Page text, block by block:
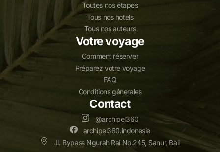
Toutes nos étapes
Tous nos hotels
Tous nos auteurs
Votre voyage
Comment réserver
Préparez votre voyage
FAQ
Conditions génerales
Contact
@archipel360
archipel360.indonesie
Jl. Bypass Ngurah Rai No.245, Sanur, Bali